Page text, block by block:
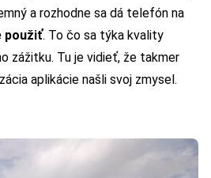
a rozhodne sa dá telefón na
použiť. To čo sa týka kvality
zážitku. Tu je vidieť, že takmer
aplikácie našli svoj zmysel.